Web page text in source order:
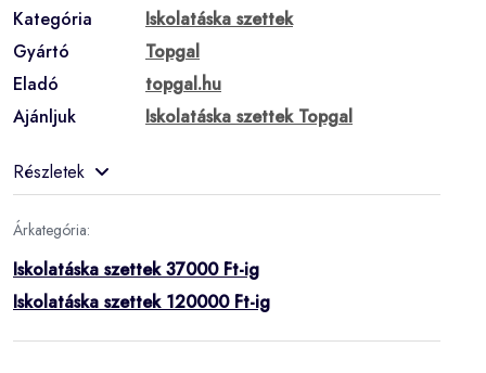
Kategória
Iskolatáska szettek
Gyártó
Topgal
Eladó
topgal.hu
Ajánljuk
Iskolatáska szettek Topgal
Részletek
Árkategória:
Iskolatáska szettek 37000 Ft-ig
Iskolatáska szettek 120000 Ft-ig